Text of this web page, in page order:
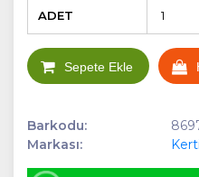
ADET
Sepete Ekle
Barkodu:
Markası: